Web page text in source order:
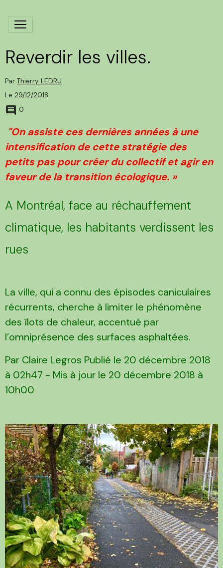
Reverdir les villes.
Par Thierry LEDRU
Le 29/12/2018
0
"On assiste ces dernières années à une
intensification de cette stratégie des
petits pas pour créer du collectif et agir en
faveur de la transition écologique. »
A Montréal, face au réchauffement
climatique, les habitants verdissent les
rues
La ville, qui a connu des épisodes caniculaires
récurrents, cherche à limiter le phénomène
des îlots de chaleur, accentué par
l’omniprésence des surfaces asphaltées.
Par Claire Legros Publié le 20 décembre 2018
à 02h47 - Mis à jour le 20 décembre 2018 à
10h00